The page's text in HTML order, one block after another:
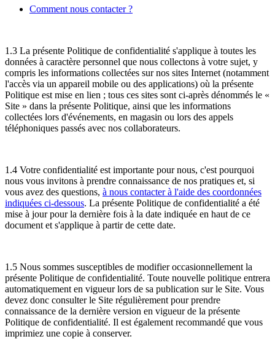
Comment nous contacter ?
1.3 La présente Politique de confidentialité s'applique à toutes les
données à caractère personnel que nous collectons à votre sujet, y
compris les informations collectées sur nos sites Internet (notamment
l'accès via un appareil mobile ou des applications) où la présente
Politique est mise en lien ; tous ces sites sont ci-après dénommés le «
Site » dans la présente Politique, ainsi que les informations
collectées lors d'événements, en magasin ou lors des appels
téléphoniques passés avec nos collaborateurs.
1.4 Votre confidentialité est importante pour nous, c'est pourquoi
nous vous invitons à prendre connaissance de nos pratiques et, si
vous avez des questions, à nous contacter à l'aide des coordonnées
indiquées ci-dessous. La présente Politique de confidentialité a été
mise à jour pour la dernière fois à la date indiquée en haut de ce
document et s'applique à partir de cette date.
1.5 Nous sommes susceptibles de modifier occasionnellement la
présente Politique de confidentialité. Toute nouvelle politique entrera
automatiquement en vigueur lors de sa publication sur le Site. Vous
devez donc consulter le Site régulièrement pour prendre
connaissance de la dernière version en vigueur de la présente
Politique de confidentialité. Il est également recommandé que vous
imprimiez une copie à conserver.